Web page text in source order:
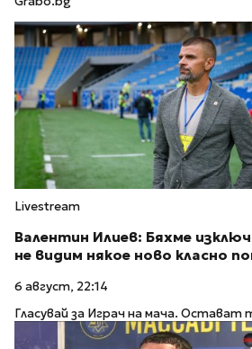
Livestream
Валентин Илиев: Бяхме
не видим някое ново класно
6 август, 22:14
Гласувай за Играч на мача. Остават